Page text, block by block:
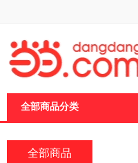
全部商品分类
全部商品
页